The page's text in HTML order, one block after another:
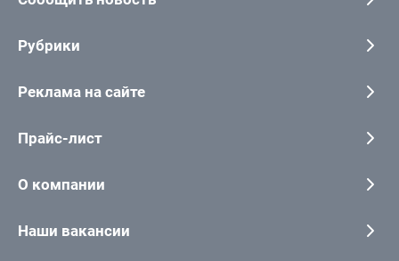
Рубрики
Реклама на сайте
Прайс-лист
О компании
Наши вакансии